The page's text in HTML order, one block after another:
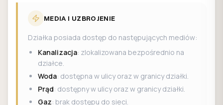
MEDIA I UZBROJENIE
Działka posiada dostęp do następujących mediów:
Kanalizacja: zlokalizowana bezpośrednio na
działce.
Woda: dostępna w ulicy oraz w granicy działki.
Prąd: dostępny w ulicy oraz w granicy działki.
Gaz: brak dostępu do sieci.